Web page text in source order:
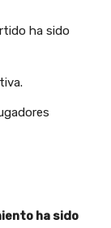
ha sido
ha sido